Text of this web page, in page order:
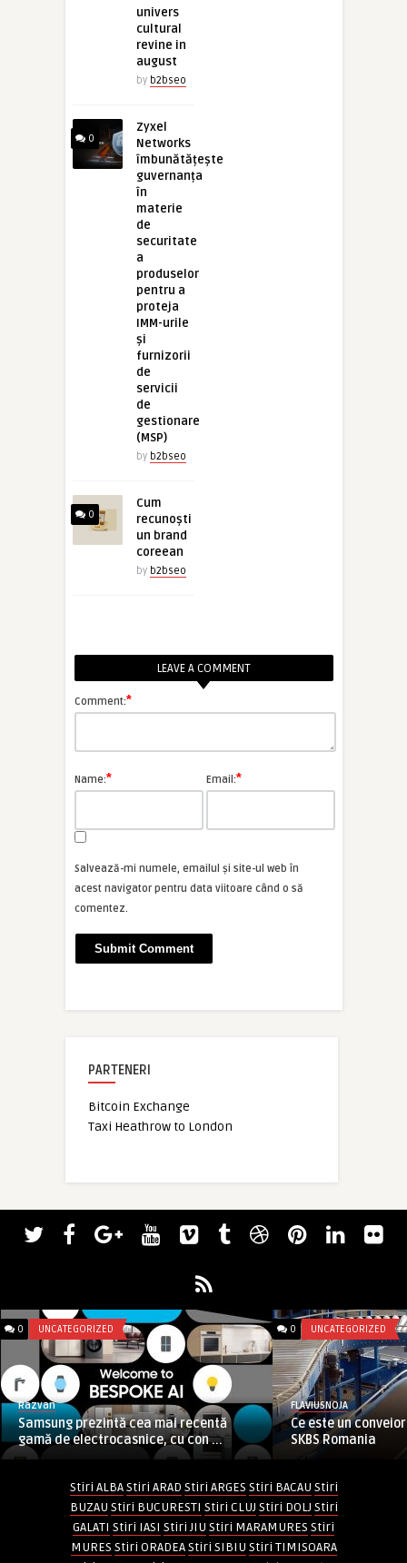
univers
cultural
revine in
august
by b2bseo
0
Zyxel
Networks
îmbunătățește
guvernanța
în
materie
de
securitate
a
produselor
pentru a
proteja
IMM-urile
și
furnizorii
de
servicii
de
gestionare
(MSP)
by b2bseo
0
Cum
recunoști
un brand
coreean
by b2bseo
LEAVE A COMMENT
Comment:*
Name:* Email:*
Salvează-mi numele, emailul și site-ul web în
acest navigator pentru data viitoare când o să
comentez.
PARTENERI
Bitcoin Exchange
Taxi Heathrow to London
0 UNCATEGORIZED
Razvan
Samsung prezintă cea mai recentă
gamă de electrocasnice, cu con ...
0 UNCATEGORIZED
FLAVIUSNOJA
Ce este un
SKBS Romania
Stiri ALBA Stiri ARAD Stiri ARGES Stiri BACAU Stiri
BUZAU Stiri BUCURESTI Stiri CLUJ Stiri DOLJ Stiri
GALATI Stiri IASI Stiri JIU Stiri MARAMURES Stiri
MURES Stiri ORADEA Stiri SIBIU Stiri TIMISOARA